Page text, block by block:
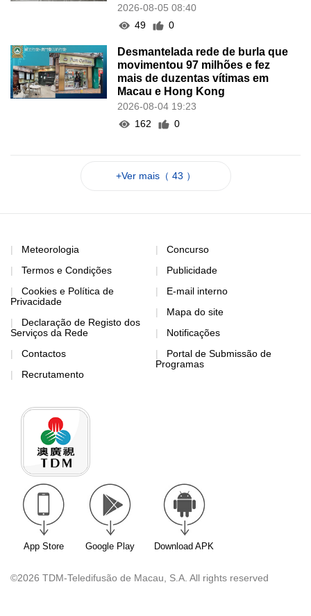
2026-08-05 08:40
49
0
Desmantelada rede de burla que
movimentou 97 milhões e fez
mais de duzentas vítimas em
Macau e Hong Kong
2026-08-04 19:23
162
0
+Ver mais（ 43 ）
Meteorologia
Termos e Condições
Cookies e Política de
Privacidade
Declaração de Registo dos
Serviços da Rede
Contactos
Recrutamento
Concurso
Publicidade
E-mail interno
Mapa do site
Notificações
Portal de Submissão de
Programas
App Store Google Play Download APK
©2026 TDM-Teledifusão de Macau, S.A. All rights reserved